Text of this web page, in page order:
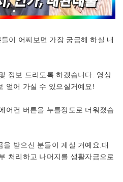
이 어찌보면 가장 궁금해 하실 내
정보 드리도록 하겠습니다. 영상
얻어 가실 수 있으실거예요!
어컨 버튼을 누를정도로 더워졌습
받으신 분들이 계실 거예요.대
처리하고 나머지를 생활자금으로